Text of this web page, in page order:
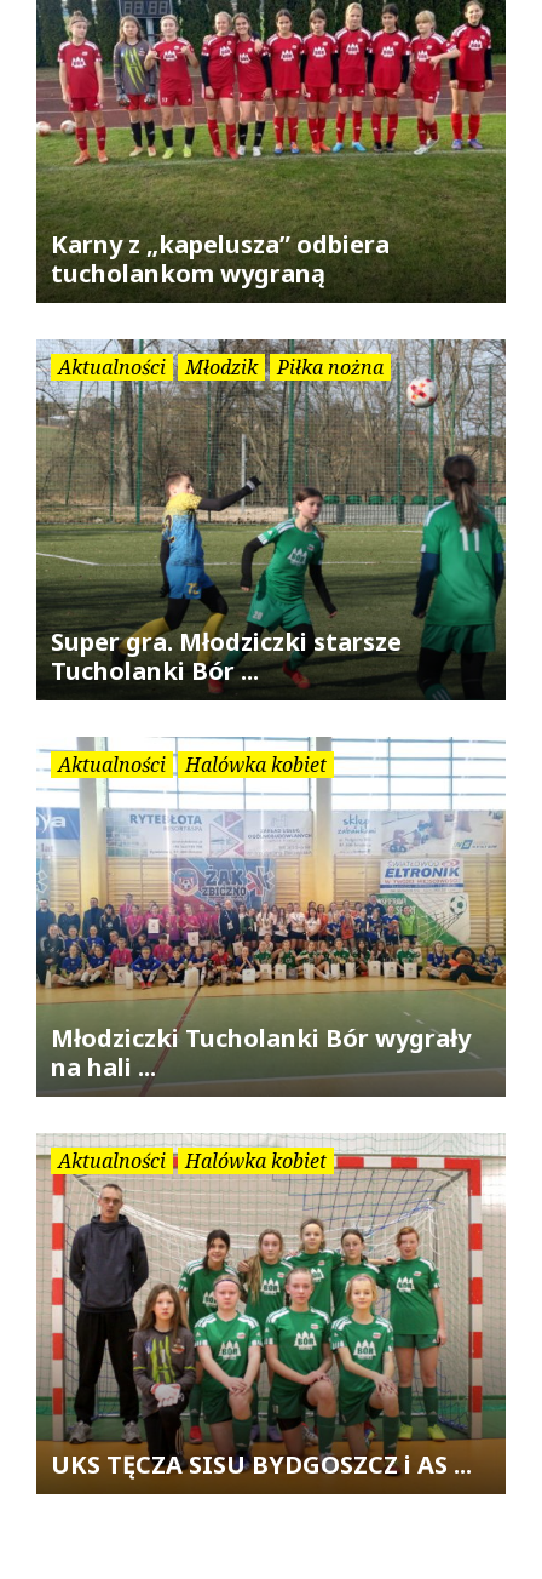
Karny z „kapelusza” odbiera
tucholankom wygraną
Aktualności Młodzik Piłka nożna
Super gra. Młodziczki starsze
Tucholanki Bór ...
Aktualności Halówka kobiet
Młodziczki Tucholanki Bór wygrały
na hali ...
Aktualności Halówka kobiet
UKS TĘCZA SISU BYDGOSZCZ i AS ...